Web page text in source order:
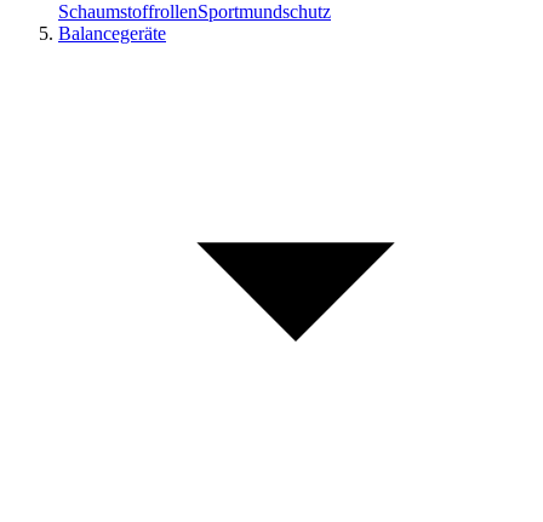
SchaumstoffrollenSportmundschutz
Balancegeräte